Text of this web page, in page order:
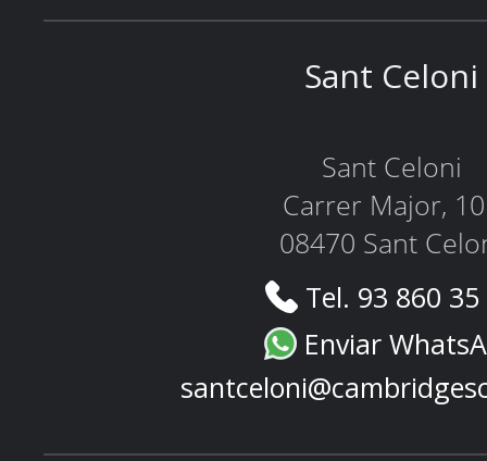
Sant Celoni
Sant Celoni
Carrer Major,
08470 Sant
Tel. 93 860
Enviar